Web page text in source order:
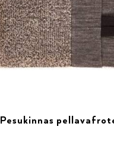
Pesukinnas